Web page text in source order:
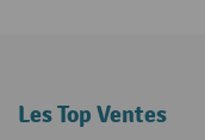
Les Top Ventes